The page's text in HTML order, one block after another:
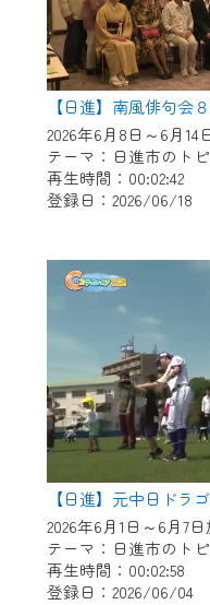
【日進】南風俳句会
2026年6月8日～6月14
テーマ：日進市のト
再生時間：00:02:42
登録日：2026/06/18
2026年6月1日～6月7
テーマ：日進市のト
再生時間：00:02:58
登録日：2026/06/04